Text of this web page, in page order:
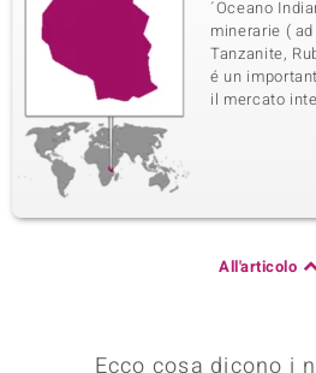
´Oceano
minerarie (
Tanzanite,
é un
il mercato
All'articolo
Ecco cosa dicono i